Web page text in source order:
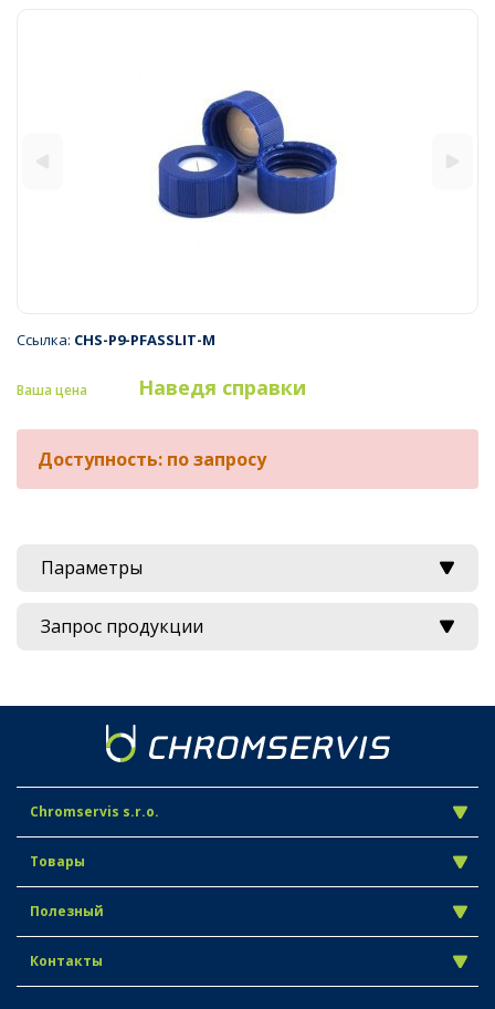
Ссылка: CHS-P9-PFASSLIT-M
Ваша цена Наведя справки
Доступность: по запросу
Параметры
Запрос продукции
Chromservis s.r.o.
Товары
Полезный
Контакты